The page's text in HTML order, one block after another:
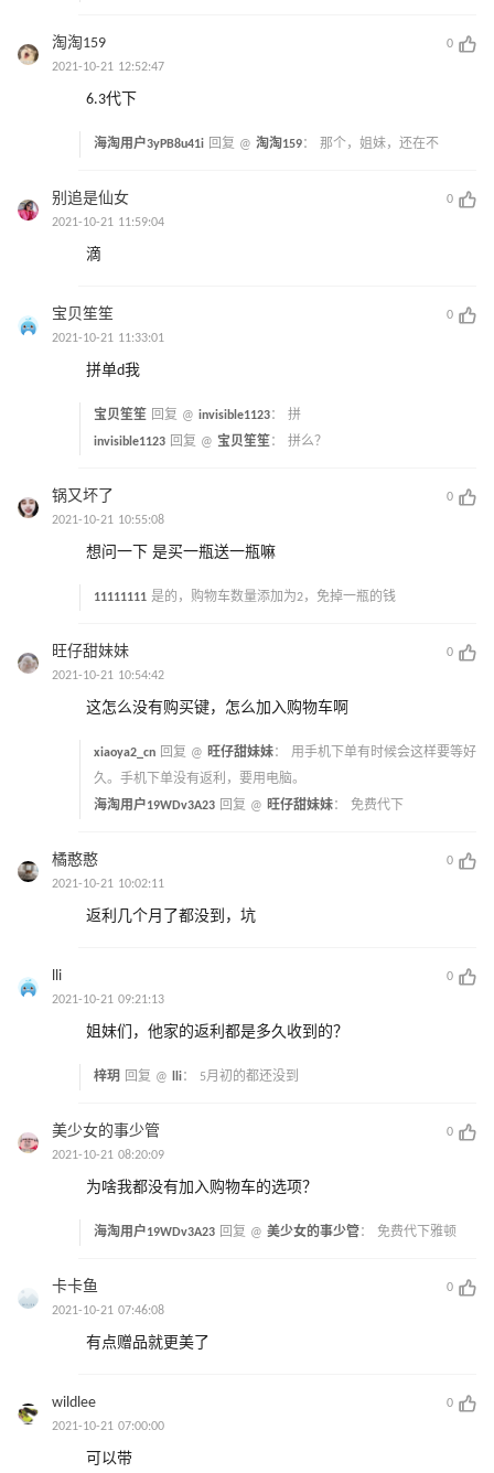
淘淘159
0
2021-10-21 12:52:47
6.3代下
海淘用户3yPB8u41i 回复 @ 淘淘159： 那个，姐妹，还在不
别追是仙女
0
2021-10-21 11:59:04
滴
宝贝笙笙
0
2021-10-21 11:33:01
拼单d我
宝贝笙笙 回复 @ invisible1123： 拼
invisible1123 回复 @ 宝贝笙笙 ： 拼么？
锅又坏了
0
2021-10-21 10:55:08
想问一下 是买一瓶送一瓶嘛
11111111 是的，购物车数量添加为2，免掉一瓶的钱
旺仔甜妹妹
0
2021-10-21 10:54:42
这怎么没有购买键，怎么加入购物车啊
xiaoya2_cn 回复 @ 旺仔甜妹妹： 用手机下单有时候会这样要等好
久。手机下单没有返利，要用电脑。
海淘用户19WDv3A23 回复 @ 旺仔甜妹妹： 免费代下
橘憨憨
0
2021-10-21 10:02:11
返利几个月了都没到，坑
lli
0
2021-10-21 09:21:13
姐妹们，他家的返利都是多久收到的？
梓玥 回复 @ lli： 5月初的都还没到
美少女的事少管
0
2021-10-21 08:20:09
为啥我都没有加入购物车的选项？
海淘用户19WDv3A23 回复 @ 美少女的事少管： 免费代下雅顿
卡卡鱼
0
2021-10-21 07:46:08
有点赠品就更美了
wildlee
0
2021-10-21 07:00:00
可以带